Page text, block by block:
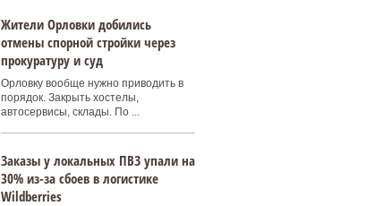
Жители Орловки добились
отмены спорной стройки через
прокуратуру и суд
Орловку вообще нужно приводить в
порядок. Закрыть хостелы,
автосервисы, склады. По ...
Заказы у локальных ПВЗ упали на
30% из-за сбоев в логистике
Wildberries